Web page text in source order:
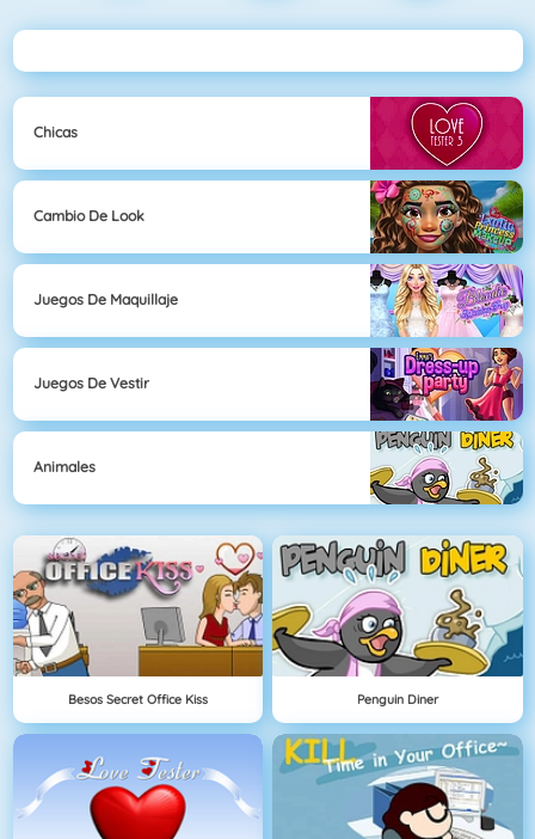
Chicas
Cambio De Look
Juegos De Maquillaje
Juegos De Vestir
Animales
Besos Secret Office Kiss Penguin Diner